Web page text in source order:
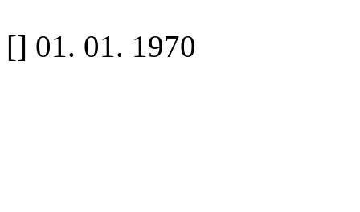
[] 01. 01. 1970